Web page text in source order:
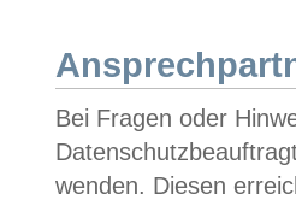
Bei Fragen oder
wenden. Diesen